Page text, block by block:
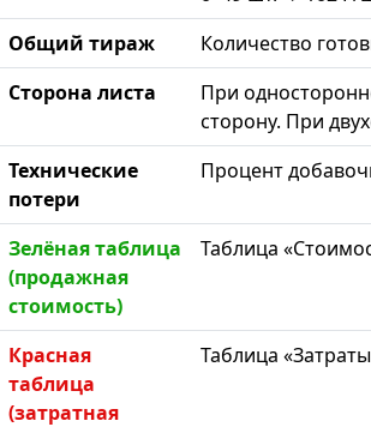
Общий тираж
Количество
Сторона листа
При
сторону. При
Технические
потери
Процент
Зелёная таблица
(продажная
стоимость)
Таблица
Красная
таблица
(затратная
Таблица